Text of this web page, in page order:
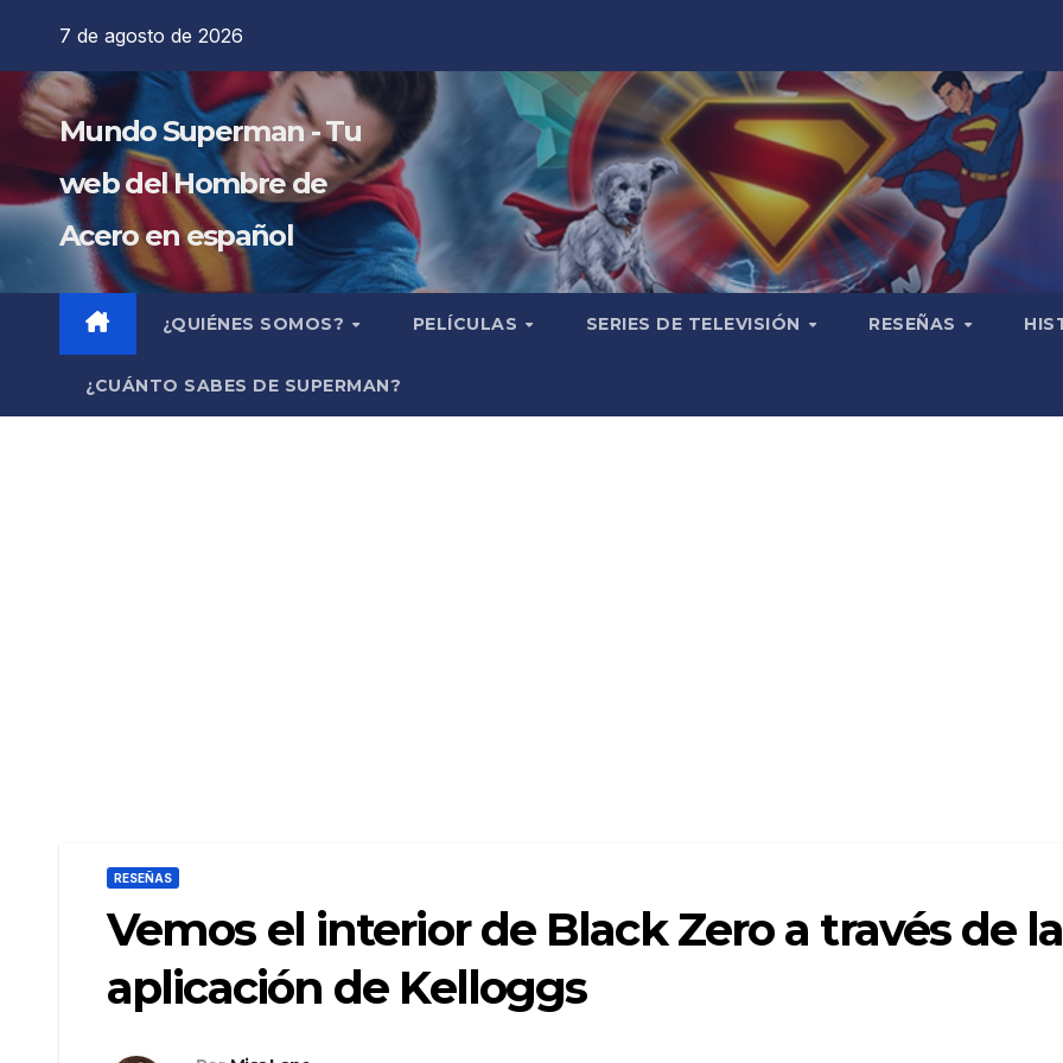
contenido
7 de agosto de 2026
Mundo Superman - Tu
web del Hombre de
Acero en español
¿QUIÉNES SOMOS? PELÍCULAS SERIES DE TELEVISIÓN RESEÑAS
¿CUÁNTO SABES DE SUPERMAN?
RESEÑAS
Vemos el interior de Black Zero a través de la
aplicación de Kelloggs